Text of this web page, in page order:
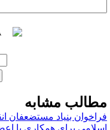
مشابه
بنیاد مستضعفان
برای همکاری با